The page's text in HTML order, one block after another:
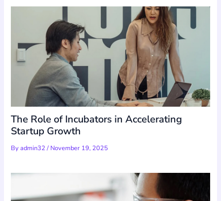
The Role of Incubators in Accelerating
Startup Growth
Byadmin32/ November 19, 2025